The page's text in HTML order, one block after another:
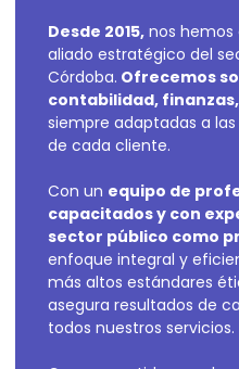
Desde 2015, nos
aliado estratégico del
Córdoba. Ofrecemos
contabilidad,
siempre adaptadas a
de cada cliente.
Con un equipo de
capacitados y con
sector público como
enfoque integral y
más altos estándares
asegura resultados de
todos nuestros servicios.